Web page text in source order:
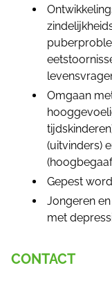
Omgaan
(uitvinders)
Gepest
Jongeren
met
CONTACT